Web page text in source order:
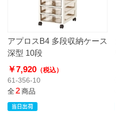
アプロスB4 多段収納ケース
深型 10段
￥7,920 （税込）
61-356-10
全2商品